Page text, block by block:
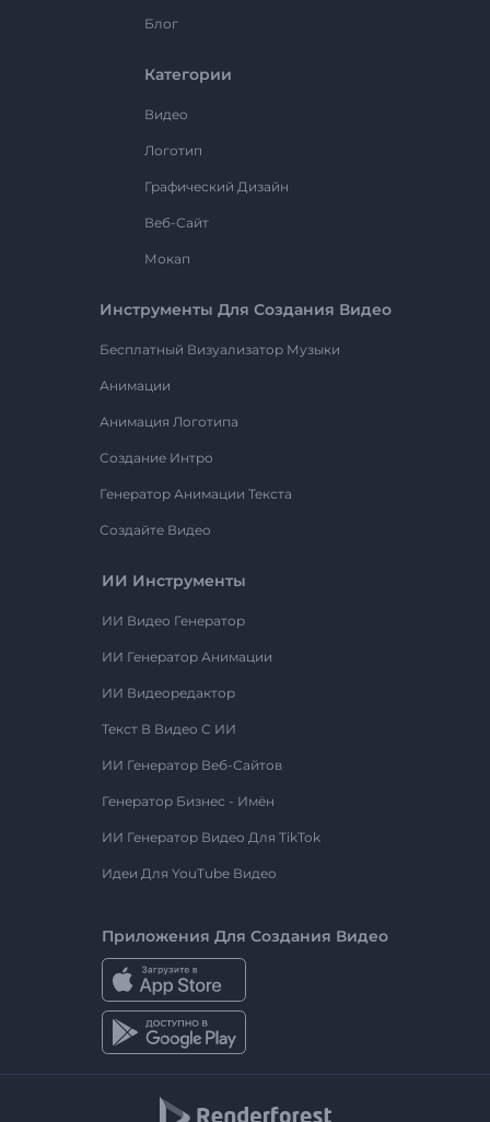
Блог
Категории
Видео
Логотип
Графический Дизайн
Веб-Сайт
Мокап
Инструменты Для Создания Видео
Бесплатный Визуализатор Музыки
Анимации
Анимация Логотипа
Создание Интро
Генератор Анимации Текста
Создайте Видео
ИИ Инструменты
ИИ Видео Генератор
ИИ Генератор Анимации
ИИ Видеоредактор
Текст В Видео С ИИ
ИИ Генератор Веб-Сайтов
Генератор Бизнес - Имён
ИИ Генератор Видео Для TikTok
Идеи Для YouTube Видео
Приложения Для Создания Видео